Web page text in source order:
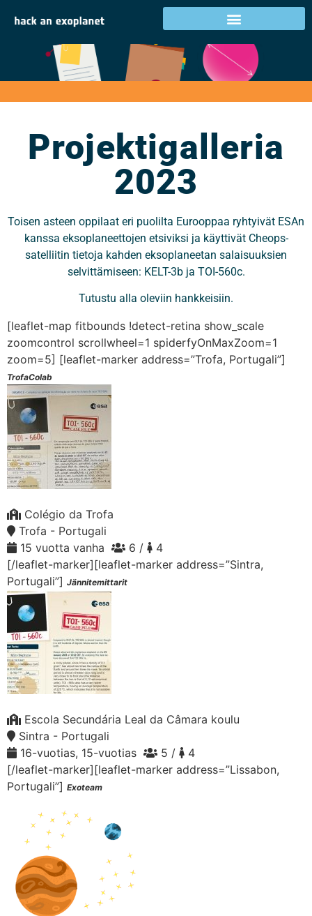
Projektigalleria 2023
Projektigalleria
2023
Toisen asteen oppilaat eri puolilta Eurooppaa ryhtyivät ESAn
kanssa eksoplaneettojen etsiviksi ja käyttivät Cheops-
satelliitin tietoja kahden eksoplaneetan salaisuuksien
selvittämiseen: KELT-3b ja TOI-560c.
Tutustu alla oleviin hankkeisiin.
[leaflet-map fitbounds !detect-retina show_scale
zoomcontrol scrollwheel=1 spiderfyOnMaxZoom=1
zoom=5] [leaflet-marker address=”Trofa, Portugali”]
TrofaColab
Colégio da Trofa
Trofa - Portugali
15 vuotta vanha
6 /
4
[/leaflet-marker][leaflet-marker address=”Sintra,
Portugali”] Jännitemittarit
Escola Secundária Leal da Câmara koulu
Sintra - Portugali
16-vuotias, 15-vuotias
5 /
4
[/leaflet-marker][leaflet-marker address=”Lissabon,
Portugali”] Exoteam